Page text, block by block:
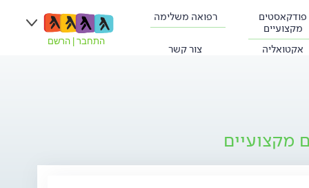
פודקאסטים
מקצועיים
רפואה משלימה
אקטואליה צור קשר
התחבר הרשם
מקצועיים